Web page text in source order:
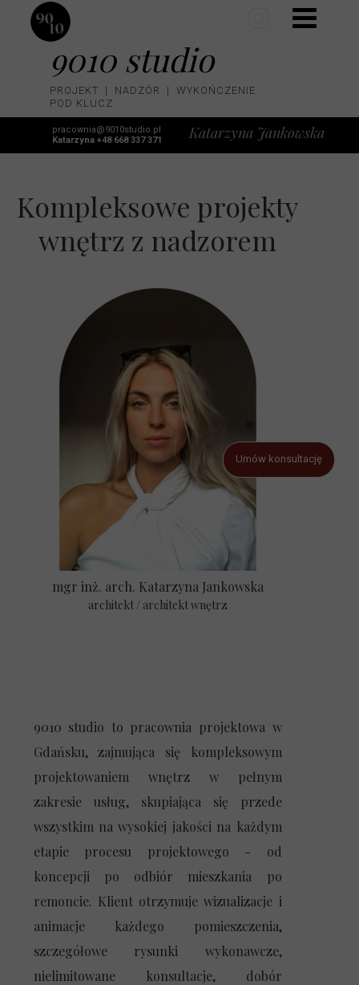
Kompleksowe projekty
wnętrz z nadzorem
Katarzyna Jankowska
9010 studio
PROJEKT | NADZÓR | WYKOŃCZENIE
POD KLUCZ
pracownia@9010studio.pl
Katarzyna +48 668 337 371
Umów konsultację
9010 studio to pracownia projektowa w
Gdańsku, zajmująca się kompleksowym
projektowaniem wnętrzw pełnym
zakresie usług, skupiająca się przede
wszystkim nawysokiej jakości na każdym
etapie procesu projektowego - od
koncepcji po odbiór mieszkania po
remoncie. Klient otrzymujewizualizacje i
animacje każdego pomieszczenia,
szczegółowe rysunki wykonawcze,
nielimitowane konsultacje, dobór
mgr inż. arch. Katarzyna Jankowska
architekt / architekt wnętrz